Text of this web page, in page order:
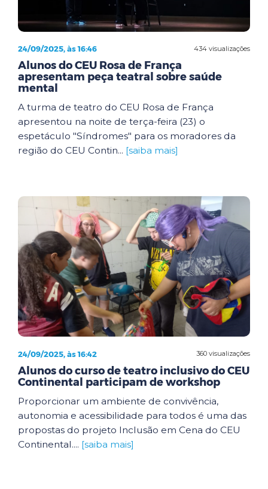
434 visualizações
24/09/2025, às 16:46
Alunos do CEU Rosa de França
apresentam peça teatral sobre saúde
mental
A turma de teatro do CEU Rosa de França
apresentou na noite de terça-feira (23) o
espetáculo "Síndromes" para os moradores da
região do CEU Contin... [saiba mais]
360 visualizações
24/09/2025, às 16:42
Alunos do curso de teatro inclusivo do CEU
Continental participam de workshop
Proporcionar um ambiente de convivência,
autonomia e acessibilidade para todos é uma das
propostas do projeto Inclusão em Cena do CEU
Continental.... [saiba mais]